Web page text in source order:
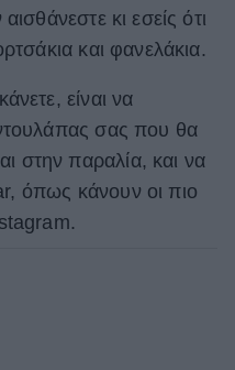
κι εσείς ότι
και φανελάκια.
είναι να
σας που θα
στην παραλία, και να
όπως κάνουν οι πιο